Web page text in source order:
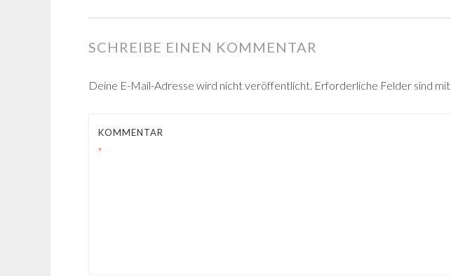
SCHREIBE EINEN KOMMENTAR
Deine E-Mail-Adresse wird nicht veröffentlicht. Erforderliche Felder sind mit
KOMMENTAR
*